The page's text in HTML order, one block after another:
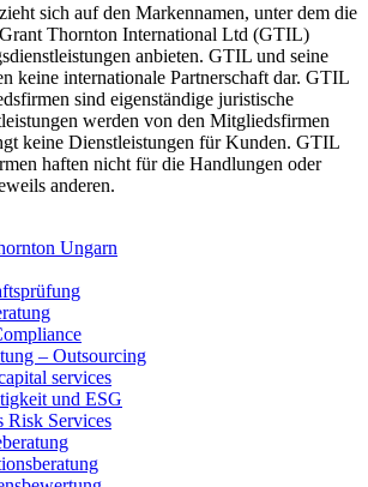
sich auf den Markennamen, unter dem die
Thornton International Ltd (GTIL)
anbieten. GTIL und seine
keine internationale Partnerschaft dar. GTIL
sind eigenständige juristische
werden von den Mitgliedsfirmen
keine Dienstleistungen für Kunden. GTIL
haften nicht für die Handlungen oder
anderen.
Ungarn
– Outsourcing
services
und ESG
Risk Services